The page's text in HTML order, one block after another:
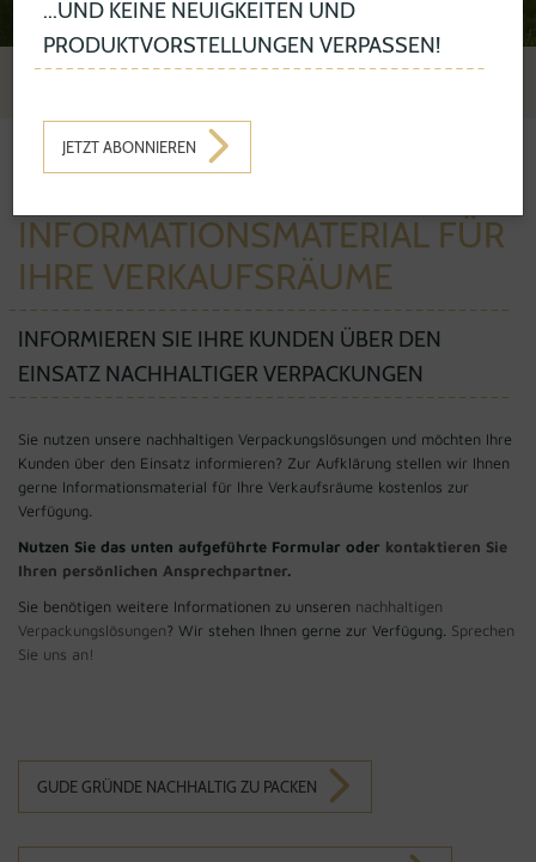
NACHHALTIGKEIT INFORMATIONSMATERIAL
INFORMATIONSMATERIAL FÜR
IHRE VERKAUFSRÄUME
INFORMIEREN SIE IHRE KUNDEN ÜBER DEN
EINSATZ NACHHALTIGER VERPACKUNGEN
Sie nutzen unsere nachhaltigen Verpackungslösungen und möchten Ihre
Kunden über den Einsatz informieren? Zur Aufklärung stellen wir Ihnen
gerne Informationsmaterial für Ihre Verkaufsräume kostenlos zur
Verfügung.
Nutzen Sie das unten aufgeführte Formular oder kontaktieren Sie
Ihren persönlichen Ansprechpartner.
Sie benötigen weitere Informationen zu unseren nachhaltigen
Verpackungslösungen? Wir stehen Ihnen gerne zur Verfügung. Sprechen
Sie uns an!
GUDE GRÜNDE NACHHALTIG ZU PACKEN
...UND KEINE NEUIGKEITEN UND
PRODUKTVORSTELLUNGEN VERPASSEN!
JETZT ABONNIEREN